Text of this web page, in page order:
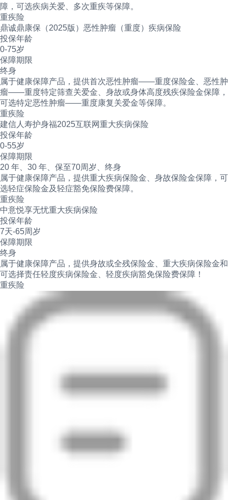
障，可选疾病关爱、多次重疾等保障。
重疾险
鼎诚鼎康保（2025版）恶性肿瘤（重度）疾病保险
投保年龄
0-75岁
保障期限
终身
属于健康保障产品，提供首次恶性肿瘤——重度保险金、恶性肿
瘤——重度特定筛查关爱金、身故或身体高度残疾保险金保障，
可选特定恶性肿瘤——重度康复关爱金等保障。
重疾险
建信人寿护身福2025互联网重大疾病保险
投保年龄
0-55岁
保障期限
20 年、30 年、保至70周岁、终身
属于健康保障产品，提供重大疾病保险金、身故保险金保障，可
选轻症保险金及轻症豁免保险费保障。
重疾险
中意悦享无忧重大疾病保险
投保年龄
7天-65周岁
保障期限
终身
属于健康保障产品，提供身故或全残保险金、重大疾病保险金和
可选择责任轻度疾病保险金、轻度疾病豁免保险费保障！
重疾险